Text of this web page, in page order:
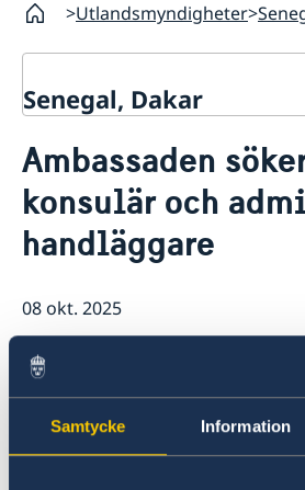
Samtycke Information
Utlandsmyndigheter
Senegal, Dakar
Om oss
Ambassadens personal
Lediga tjänster
Dataskyddspolicy (GDPR)
Aktuellt
Ambassaden
konsulär och
handläggare
08 okt. 2025
Just nu söker vi en
administrativ
svenska, franska och